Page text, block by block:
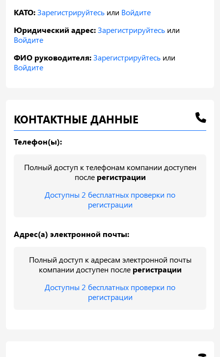
КАТО:Зарегистрируйтесь или Войдите
Юридический адрес:Зарегистрируйтесь или
Войдите
ФИО руководителя:Зарегистрируйтесь или
Войдите
КОНТАКТНЫЕ ДАННЫЕ
Телефон(ы):
Полный доступ к телефонам компании доступен
после регистрации
Доступны 2 бесплатных проверки по
регистрации
Адрес(а) электронной почты:
Полный доступ к адресам электронной почты
компании доступен после регистрации
Доступны 2 бесплатных проверки по
регистрации